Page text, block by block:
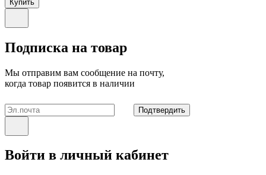
Купить
Подписка на товар
Мы отправим вам сообщение на почту,
когда товар появится в наличии
Подтвердить
Войти в личный кабинет